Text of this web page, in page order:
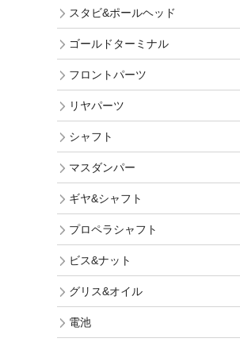
スタビ&ポールヘッド
ゴールドターミナル
フロントパーツ
リヤパーツ
シャフト
マスダンパー
ギヤ&シャフト
プロペラシャフト
ビス&ナット
グリス&オイル
電池